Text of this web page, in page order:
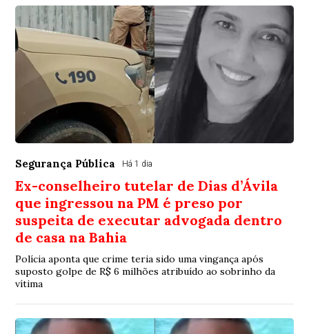
Segurança Pública Há 1 dia
Ex-conselheiro tutelar de Dias d’Ávila
que ingressou na PM é preso por
suspeita de executar advogada dentro
de casa na Bahia
Polícia aponta que crime teria sido uma vingança após
suposto golpe de R$ 6 milhões atribuído ao sobrinho da
vítima